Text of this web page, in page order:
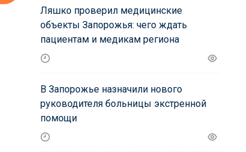
Ляшко проверил медицинские
объекты Запорожья: чего ждать
пациентам и медикам региона
В Запорожье назначили нового
руководителя больницы экстренной
помощи